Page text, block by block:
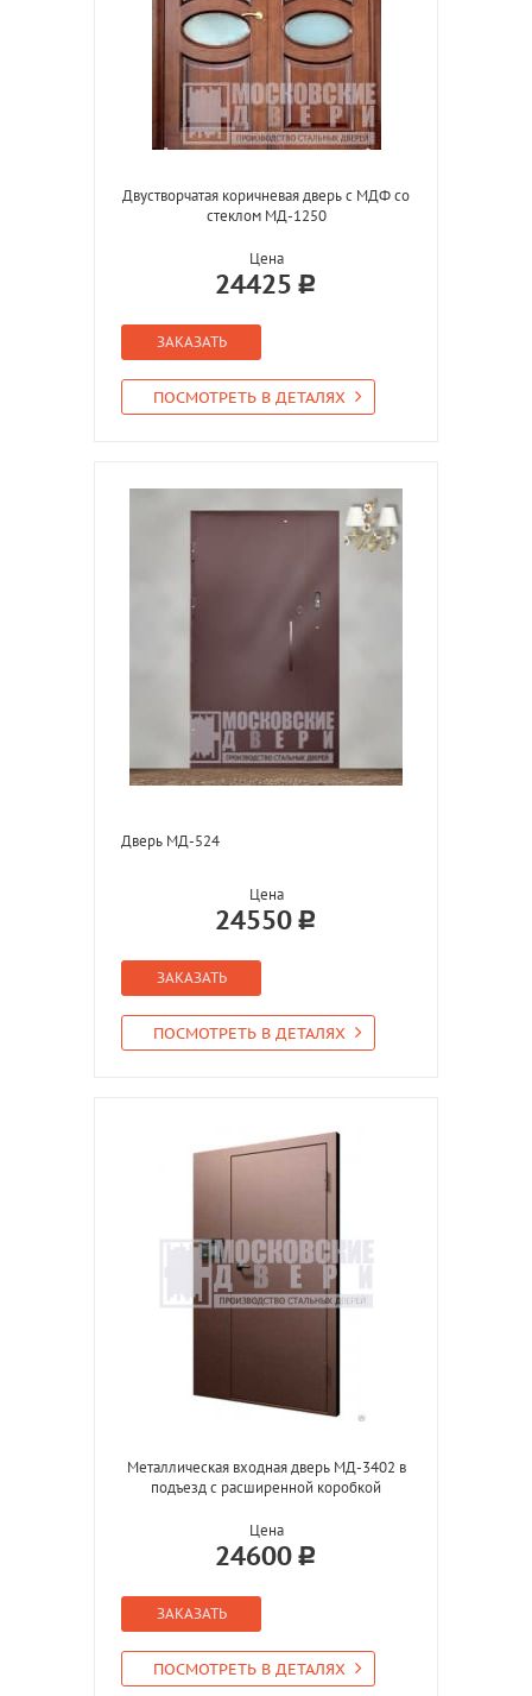
Двустворчатая коричневая дверь с МДФ со
стеклом МД-1250
Цена
24425
ЗАКАЗАТЬ
ПОСМОТРЕТЬ В ДЕТАЛЯХ
Дверь МД-524
Цена
24550
ЗАКАЗАТЬ
ПОСМОТРЕТЬ В ДЕТАЛЯХ
Металлическая входная дверь МД-3402 в
подъезд с расширенной коробкой
Цена
24600
ЗАКАЗАТЬ
ПОСМОТРЕТЬ В ДЕТАЛЯХ